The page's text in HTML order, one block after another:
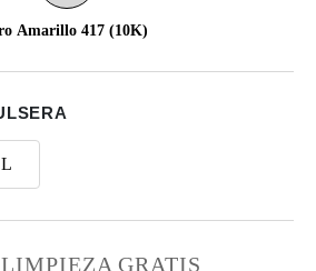
Amarillo 417 (10K)
L
GRATIS